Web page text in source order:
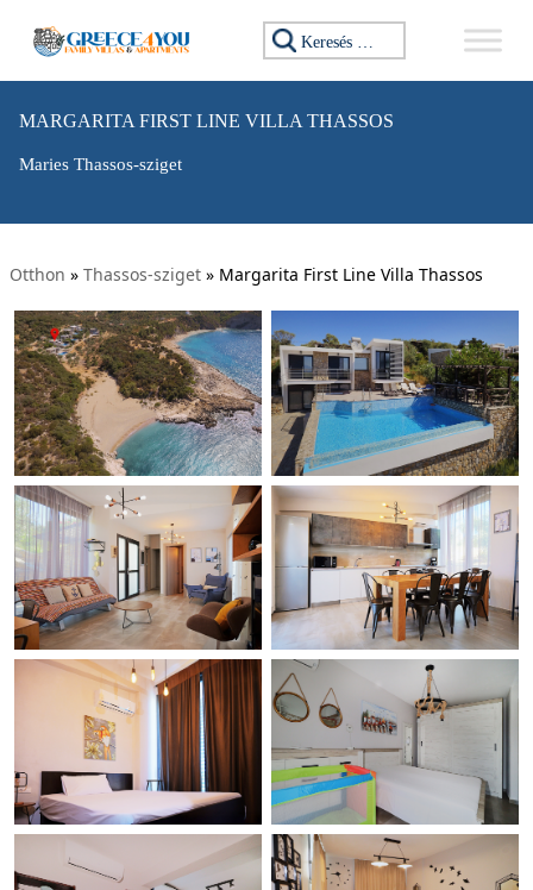
Keresés:
MARGARITA FIRST LINE VILLA THASSOS
Maries Thassos-sziget
Otthon » Thassos-sziget » Margarita First Line Villa Thassos